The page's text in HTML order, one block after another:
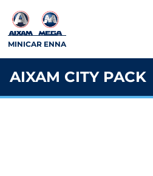
MINICAR ENNA
AIXAM CITY PACK